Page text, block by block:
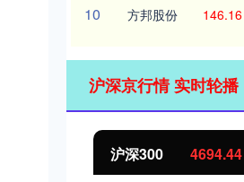
10 方邦股份 146.16
沪深京行情 实时轮播
沪深300 4694.44